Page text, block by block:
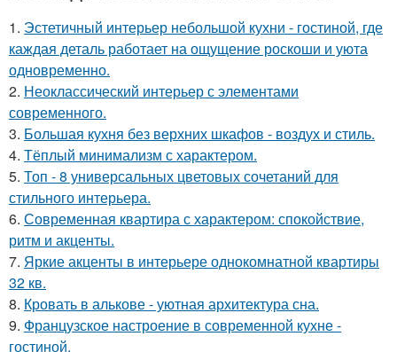
1. Эстетичный интерьер небольшой кухни - гостиной, где
каждая деталь работает на ощущение роскоши и уюта
одновременно.
2. Неоклассический интерьер с элементами
современного.
3. Большая кухня без верхних шкафов - воздух и стиль.
4. Тёплый минимализм с характером.
5. Топ - 8 универсальных цветовых сочетаний для
стильного интерьера.
6. Современная квартира с характером: спокойствие,
ритм и акценты.
7. Яркие акценты в интерьере однокомнатной квартиры
32 кв.
8. Кровать в алькове - уютная архитектура сна.
9. Французское настроение в современной кухне -
гостиной.